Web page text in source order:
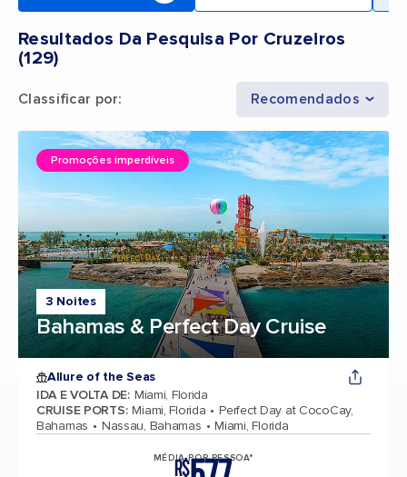
Resultados Da Pesquisa Por Cruzeiros
(129)
Classificar por: Recomendados
3 Noites
Bahamas & Perfect Day Cruise
Promoções imperdíveis
Allure of the Seas
IDA E VOLTA DE: Miami, Florida
CRUISE PORTS: Miami, Florida
Perfect Day at CocoCay,
Bahamas
Nassau, Bahamas Miami, Florida
MÉDIA POR PESSOA*
R$